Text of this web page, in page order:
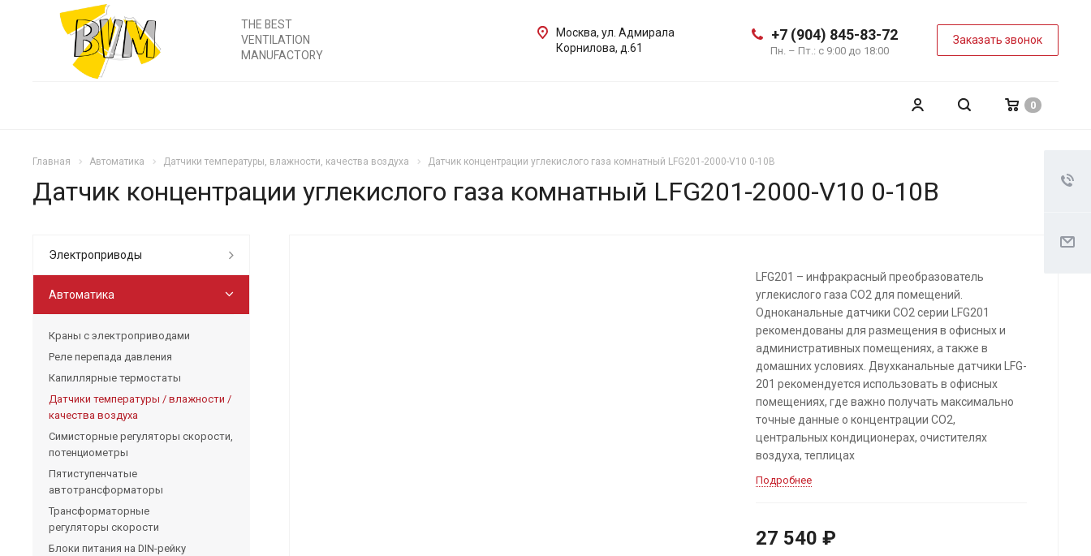
THE BEST
VENTILATION
MANUFACTORY
+7 (904) 845-83-72
Пн. – Пт.: с 9:00 до 18:00
Заказать звонок
Москва, ул. Адмирала
Корнилова, д.61
0
Главная Автоматика Датчики температуры, влажности, качества воздуха Датчик концентрации углекислого газа комнатный LFG201-2000-V10 0-10В
Датчик концентрации углекислого газа комнатный LFG201-2000-V10 0-10В
LFG201 – инфракрасный преобразователь
углекислого газа CO2 для помещений.
Одноканальные датчики СО2 серии LFG201
рекомендованы для размещения в офисных и
административных помещениях, а также в
домашних условиях. Двухканальные датчики LFG-
201 рекомендуется использовать в офисных
помещениях, где важно получать максимально
точные данные о концентрации СО2,
центральных кондиционерах, очистителях
воздуха, теплицах
Подробнее
27 540 ₽
Электроприводы
Автоматика
Краны с электроприводами
Реле перепада давления
Капиллярные термостаты
Датчики температуры / влажности /
качества воздуха
Симисторные регуляторы скорости,
потенциометры
Пятиступенчатые
автотрансформаторы
Трансформаторные
регуляторы скорости
Блоки питания на DIN-рейку